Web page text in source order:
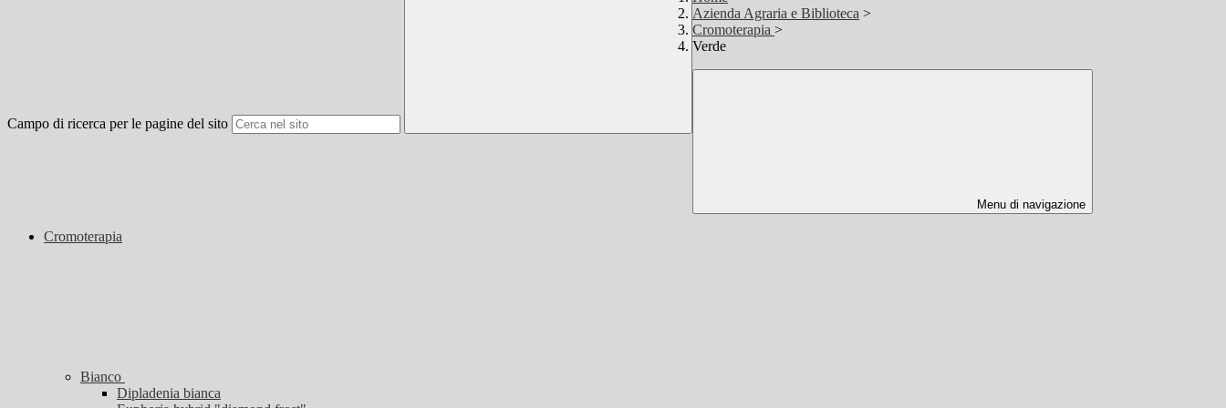
Campo di ricerca per le pagine del sito
Azienda Agraria e Biblioteca >
Cromoterapia >
Verde
Menu di navigazione
Cromoterapia
Bianco
Dipladenia bianca